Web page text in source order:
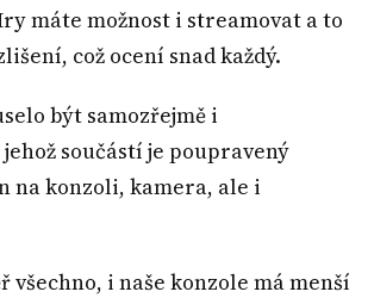
máte možnost i streamovat a to
což ocení snad každý.
být samozřejmě i
součástí je poupravený
na konzoli, kamera, ale i
všechno, i naše konzole má menší